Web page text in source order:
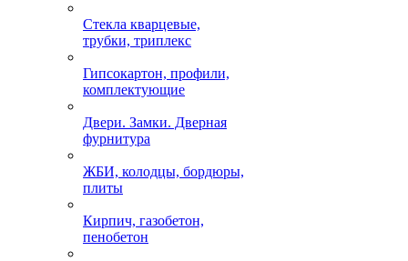
Стекла кварцевые,
трубки, триплекс
Гипсокартон, профили,
комплектующие
Двери. Замки. Дверная
фурнитура
ЖБИ, колодцы, бордюры,
плиты
Кирпич, газобетон,
пенобетон